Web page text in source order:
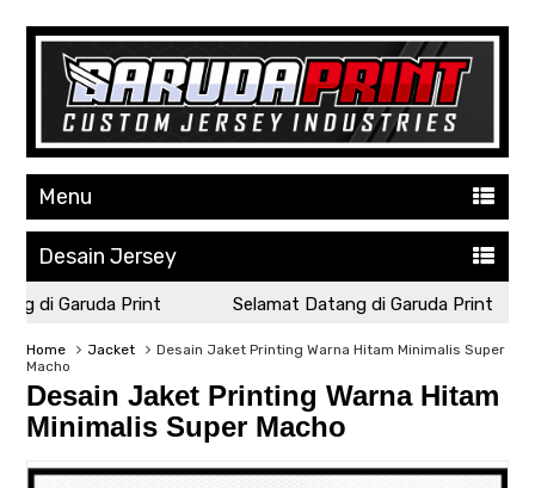
Menu
Desain Jersey
di Garuda Print Selamat Datang di Garuda Print
Home Jacket
Desain Jaket Printing Warna Hitam Minimalis Super
Macho
Desain Jaket Printing Warna Hitam
Minimalis Super Macho